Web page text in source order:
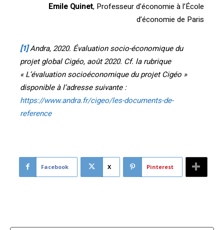
Emile Quinet, Professeur d’économie à l’École
d’économie de Paris
[1]Andra, 2020. Évaluation socio-économique du
projet global Cigéo, août 2020. Cf. la rubrique
« L’évaluation socioéconomique du projet Cigéo »
disponible à l’adresse suivante :
https://www.andra.fr/cigeo/les-documents-de-
reference
Facebook X Pinterest